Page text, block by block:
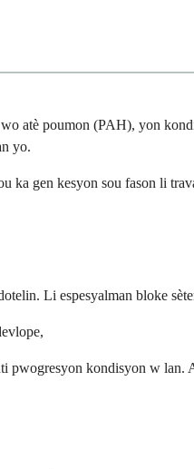
atè poumon (PAH), yon
yo.
ka gen kesyon sou fason li
Li espesyalman bloke
pwogresyon kondisyon w